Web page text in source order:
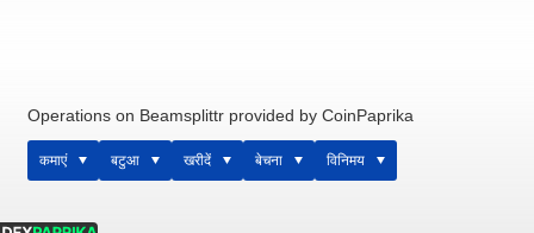
Operations on Beamsplittr provided by CoinPaprika
कमाएं बटुआ खरीदें बेचना विनिमय